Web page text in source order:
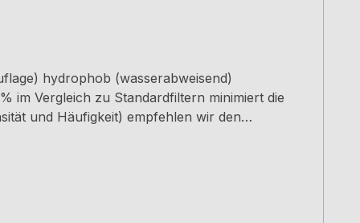
hydrophob (wasserabweisend)
im Vergleich zu Standardfiltern minimiert die